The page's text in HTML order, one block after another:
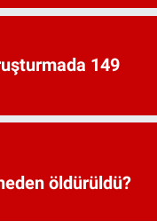
149
öldürüldü?